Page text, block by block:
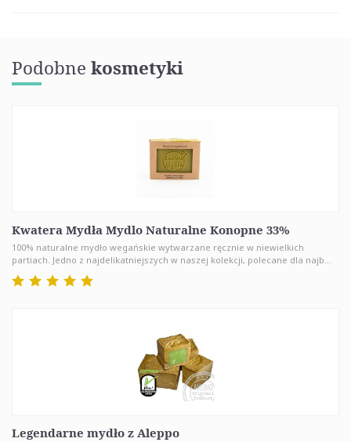
Podobne kosmetyki
Kwatera Mydła Mydlo Naturalne Konopne 33%
100% naturalne mydło wegańskie wytwarzane ręcznie w niewielkich
partiach. Jedno z najdelikatniejszych w naszej kolekcji, polecane dla najb...
Legendarne mydło z Aleppo